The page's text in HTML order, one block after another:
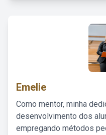
Emelie
Como mentor, minha
desenvolvimento dos
empregando métodos